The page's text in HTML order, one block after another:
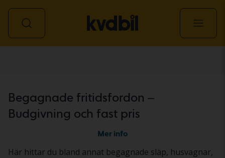
Begagnade fritidsfordon –
Budgivning och fast pris
Mer info
Här hittar du bland annat begagnade släp, husvagnar,